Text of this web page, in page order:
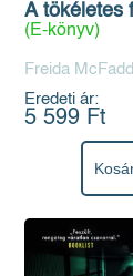
A tökéletes
(E-könyv)
Freida
Eredeti ár:
5 599 Ft